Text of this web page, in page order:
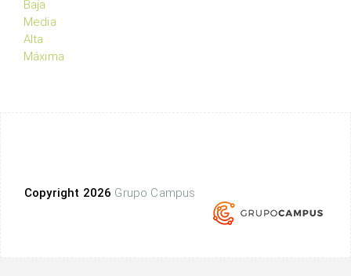
Baja
Media
Alta
Máxima
Copyright 2026 Grupo Campus